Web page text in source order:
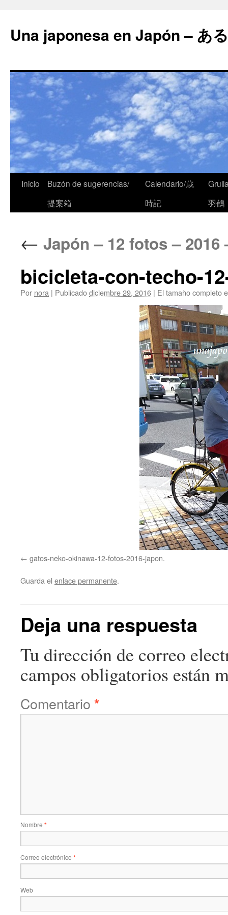
Una japonesa en Japón – あ
Inicio
Buzón de sugerencias/
提案箱
Calendario/歳
時記
羽鶴
← Japón – 12 fotos – 2016
bicicleta-con-techo-
Por nora | Publicadodiciembre 29, 2016 | El tamaño completo
gatos-neko-okinawa-12-fotos-2016-japon.
Guarda el enlace permanente.
Deja una respuesta
Tu dirección de correo
campos obligatorios están
Comentario *
Nombre *
Correo electrónico *
Web